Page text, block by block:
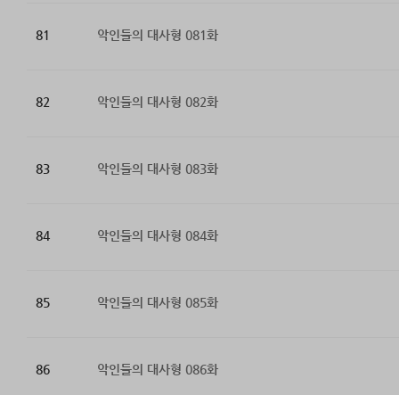
81 악인들의 대사형 081화
82 악인들의 대사형 082화
83 악인들의 대사형 083화
84 악인들의 대사형 084화
85 악인들의 대사형 085화
86 악인들의 대사형 086화